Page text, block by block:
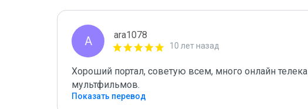
A ara1078
10 лет назад
Хороший портал, советую всем, много онлайн
мультфильмов.
Показать перевод